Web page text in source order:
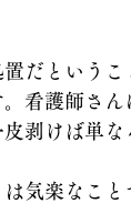
だという
看護師さ
剥けば単
気楽なこ